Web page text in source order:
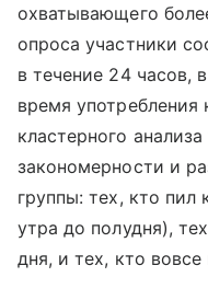
охватывающего
опроса участники
в течение 24 часов,
время
кластерного
закономерности и
группы: тех, кто
утра до полудня),
дня, и тех, кто